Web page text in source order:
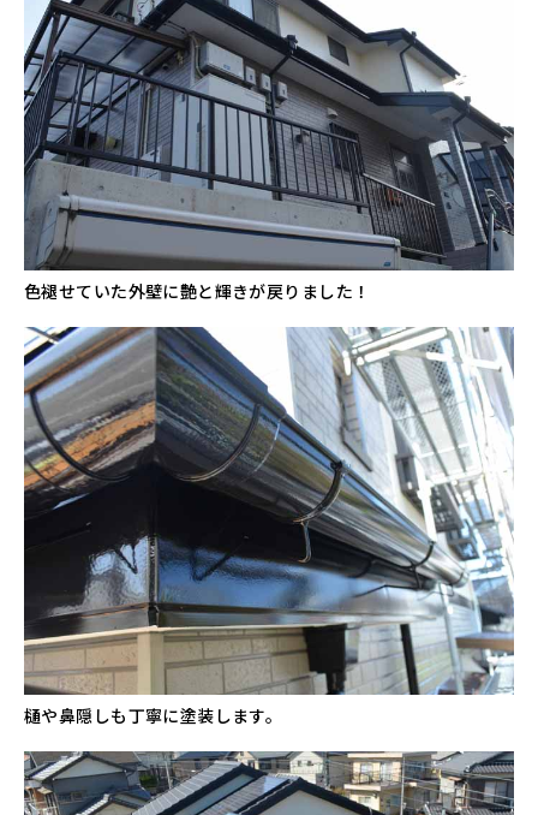
色褪せていた外壁に艶と輝きが戻りました！
樋や鼻隠しも丁寧に塗装します。